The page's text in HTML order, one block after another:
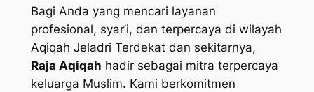
Bagi Anda yang mencari layanan
profesional, syar’i, dan terpercaya di wilayah
Aqiqah Jeladri Terdekat dan sekitarnya,
Raja Aqiqah hadir sebagai mitra terpercaya
keluarga Muslim. Kami berkomitmen